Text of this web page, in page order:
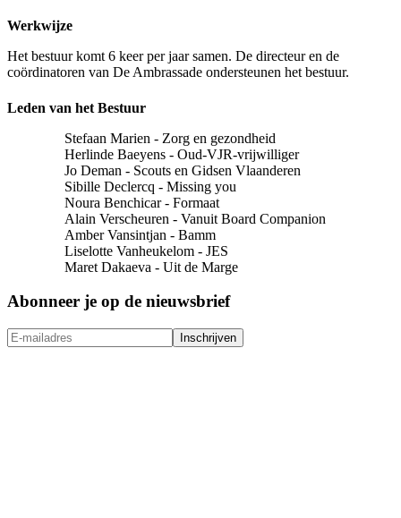
Werkwijze
Het bestuur komt 6 keer per jaar samen. De directeur en de
coördinatoren van De Ambrassade ondersteunen het bestuur.
Leden van het Bestuur
Stefaan Marien - Zorg en gezondheid
Herlinde Baeyens - Oud-VJR-vrijwilliger
Jo Deman - Scouts en Gidsen Vlaanderen
Sibille Declercq - Missing you
Noura Benchicar - Formaat
Alain Verscheuren - Vanuit Board Companion
Amber Vansintjan - Bamm
Liselotte Vanheukelom - JES
Maret Dakaeva - Uit de Marge
Abonneer je op de nieuwsbrief
Inschrijven